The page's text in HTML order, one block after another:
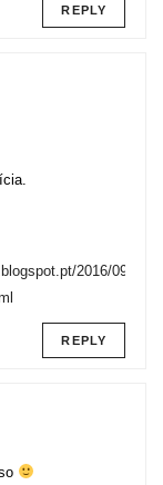
REPLY
2016/09/
REPLY